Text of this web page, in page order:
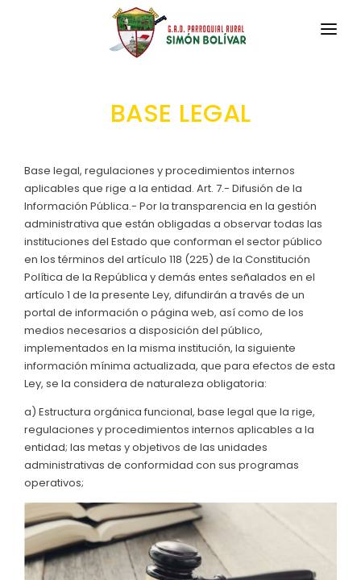
LA PARROQUIA
Historia Antigua
Historia Actual
Símbolos Cívicos
GEOGRAFÍA
Ubicación
Clima
TRANSPARENCIA
GESTIÓN Y PRESUPUESTO
GESTIÓN INSTITUCIONAL
Sesiones Ordinarias
Sesiones Extraordinarias
Resoluciones
Convocatorias
GESTIÓN ADMINISTRATIVA
Plan de desarrollo y Ordenamiento Territorial -
Plan Anual Contratación - PAC
Plan Operativo Anual - POA
Convenios Institucionales
PRESUPUESTO: EJECUCIÓN Y REPORTES
MECANISMOS DE PARTICIPACIÓN
CIUDADANÍA ACTIVA
Solicitud de acceso información pública
TURISMO
BASE LEGAL
Base legal, regulaciones y procedimientos internos
aplicables que rige a la entidad. Art. 7.- Difusión de la
Información Pública.- Por la transparencia en la gestión
administrativa que están obligadas a observar todas las
instituciones del Estado que conforman el sector público
en los términos del artículo 118 (225) de la Constitución
Política de la República y demás entes señalados en el
artículo 1 de la presente Ley, difundirán a través de un
portal de información o página web, así como de los
medios necesarios a disposición del público,
implementados en la misma institución, la siguiente
información mínima actualizada, que para efectos de esta
Ley, se la considera de naturaleza obligatoria:
a) Estructura orgánica funcional, base legal que la rige,
regulaciones y procedimientos internos aplicables a la
entidad; las metas y objetivos de las unidades
administrativas de conformidad con sus programas
operativos;